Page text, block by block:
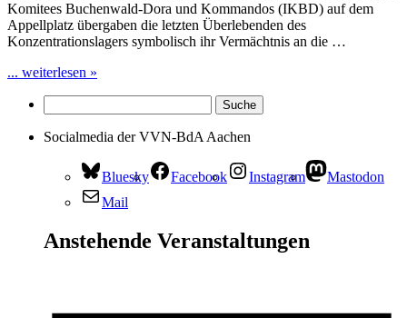
Komitees Buchenwald-Dora und Kommandos (IKBD) auf dem
Appellplatz übergaben die letzten Überlebenden des
Konzentrationslagers symbolisch ihr Vermächtnis an die …
... weiterlesen »
Socialmedia der VVN-BdA Aachen
Bluesky Facebook Instagram
Mastodon
Mail
Anstehende Veranstaltungen